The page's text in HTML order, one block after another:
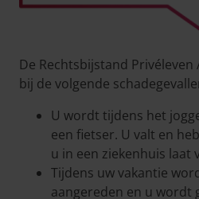
De Rechtsbijstand
bij de volgende
U wordt tijdens het
een fietser. U valt en
u in een ziekenhuis laat
Tijdens uw vakantie
aangereden en u wordt